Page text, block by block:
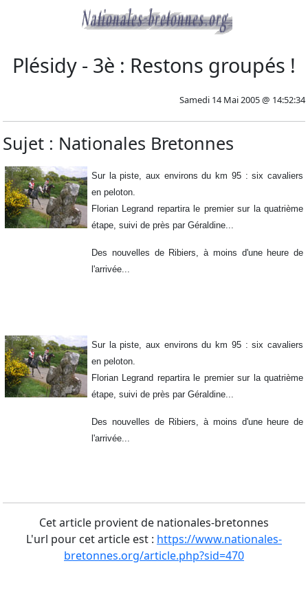
Plésidy - 3è : Restons groupés !
Samedi 14 Mai 2005 @ 14:52:34
Sujet : Nationales Bretonnes
Sur la piste, aux environs du km 95 : six cavaliers
en peloton.
Florian Legrand repartira le premier sur la quatrième
étape, suivi de près par Géraldine...
Des nouvelles de Ribiers, à moins d'une heure de
l'arrivée...
Sur la piste, aux environs du km 95 : six cavaliers
en peloton.
Florian Legrand repartira le premier sur la quatrième
étape, suivi de près par Géraldine...
Des nouvelles de Ribiers, à moins d'une heure de
l'arrivée...
Cet article provient de nationales-bretonnes
L'url pour cet article est : https://www.nationales-
bretonnes.org/article.php?sid=470